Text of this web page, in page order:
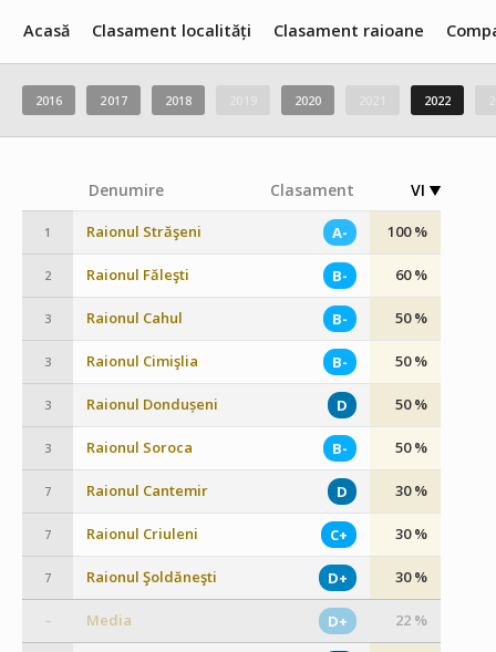
Acasă Clasament localități Clasament raioane
2016 2017 2018 2020 2022
Denumire Clasament VI
1 Raionul Străşeni A- 100 %
2 Raionul Făleşti B- 60 %
3 Raionul Cahul B- 50 %
3 Raionul Cimişlia B- 50 %
3 Raionul Dondușeni D 50 %
3 Raionul Soroca B- 50 %
7 Raionul Cantemir D 30 %
7 Raionul Criuleni C+ 30 %
7 Raionul Şoldăneşti D+ 30 %
– Media D+ 22 %